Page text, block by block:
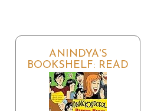
ANINDYA'S
BOOKSHELF: READ